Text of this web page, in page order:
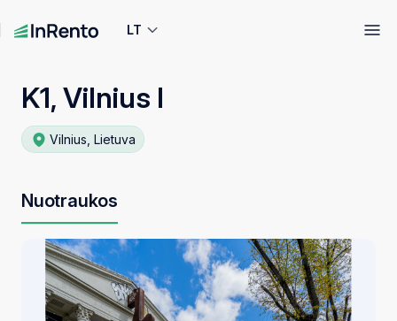
LT
K1, Vilnius I
Vilnius, Lietuva
Nuotraukos